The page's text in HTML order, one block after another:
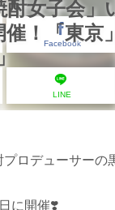
酎女子会」
催！「東京
Facebook
LINE
ロデューサーの
に開催❣️